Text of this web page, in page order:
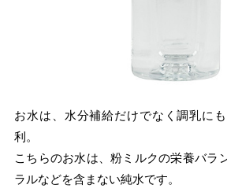
お水は、水分補給だけでなく調乳に
利。
こちらのお水は、粉ミルクの栄養バラ
ラルなどを含まない純水です。